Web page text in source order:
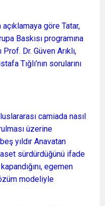
açıklamaya göre Tatar,
Baskısı programına
Dr. Güven Arıklı,
Tığlı’nın sorularını
camiada nasıl
üzerine
yıldır Anavatan
sürdürdüğünü ifade
egemen
modeliyle